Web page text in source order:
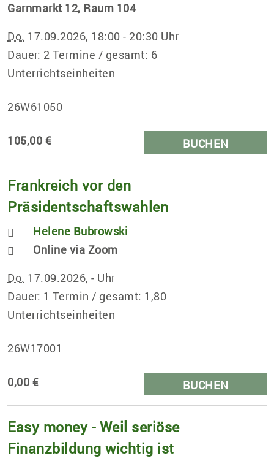
Garnmarkt 12, Raum 104
Do. 17.09.2026, 18:00 - 20:30 Uhr
Dauer: 2 Termine / gesamt: 6
Unterrichtseinheiten
26W61050
105,00 € BUCHEN
Frankreich vor den
Präsidentschaftswahlen
Helene Bubrowski
Online via Zoom
Do. 17.09.2026, - Uhr
Dauer: 1 Termin / gesamt: 1,80
Unterrichtseinheiten
26W17001
0,00 € BUCHEN
Easy money - Weil seriöse
Finanzbildung wichtig ist